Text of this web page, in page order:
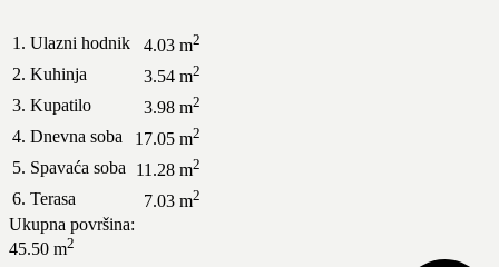
1. Ulazni hodnik 4.03 m2
2. Kuhinja 3.54 m2
3. Kupatilo 3.98 m2
4. Dnevna soba 17.05 m2
5. Spavaća soba 11.28 m2
6. Terasa 7.03 m2
Ukupna površina:
45.50 m2